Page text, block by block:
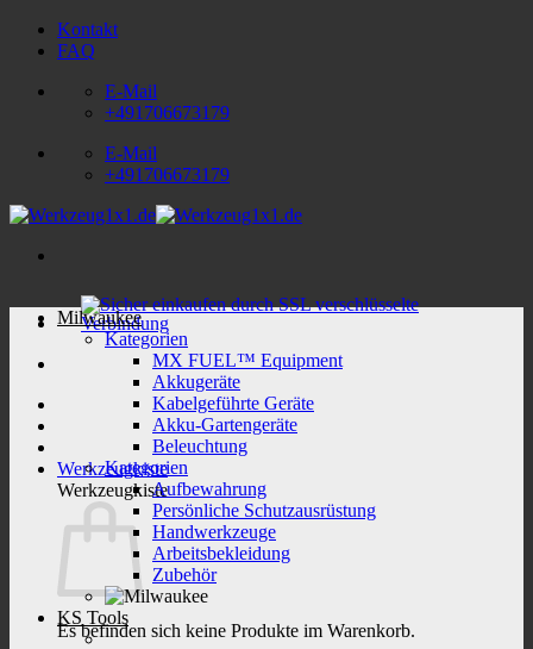
Zum
Inhalt
Kontakt
FAQ
E-Mail
+491706673179
E-Mail
+491706673179
Werkzeugkiste
Werkzeugkiste
Es befinden sich keine Produkte im Warenkorb.
Milwaukee
Kategorien
MX FUEL™ Equipment
Akkugeräte
Kabelgeführte Geräte
Akku-Gartengeräte
Beleuchtung
Kategorien
Aufbewahrung
Persönliche Schutzausrüstung
Handwerkzeuge
Arbeitsbekleidung
Zubehör
KS Tools